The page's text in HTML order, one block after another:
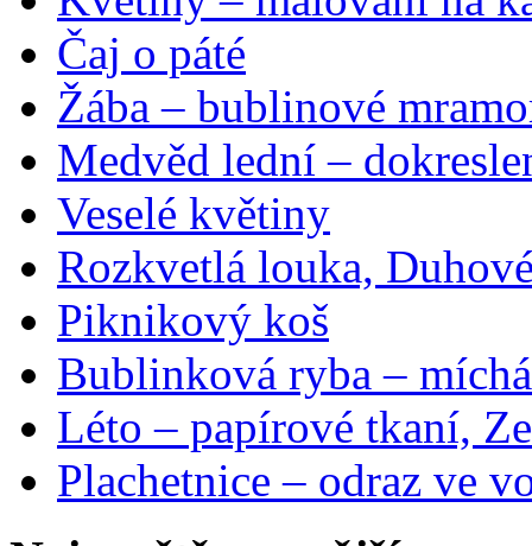
Čaj o páté
Žába – bublinové
Medvěd lední –
Veselé květiny
Rozkvetlá louka,
Piknikový koš
Bublinková ryba –
Léto – papírové tkaní,
Plachetnice – odraz ve